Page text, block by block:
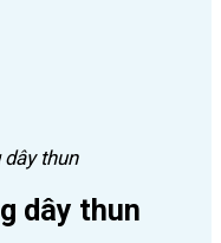
thun
dây thun